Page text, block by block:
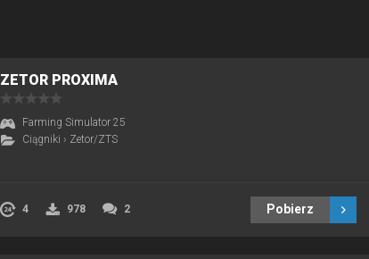
ZETOR PROXIMA
Farming Simulator 25
Ciągniki › Zetor/ZTS
4 978 2 Pobierz